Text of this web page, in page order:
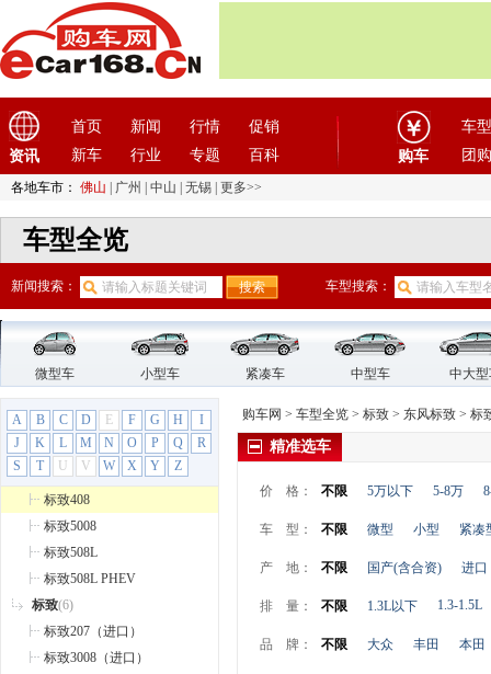
资讯
首页 新闻 行情
促销
新车
行业 专题 百科 购车
车型
团购
各地车市： 佛山 广州 中山 无锡 更多>>
车型全览
新闻搜索： 车型搜索：
微型车 小型车 紧凑车 中型车 中大
A B C D E F G H
I
J
K L M N O P Q
R
S
T U V W X Y Z
北汽新能源
北汽制造(7)
奔驰(63)
奔腾(15)
本田
(31)
比速汽车(3)
比亚迪 (56)
东风标致(13)
标致2008
标致207
标致301
标致307
标致308S
标致4008
标致4008新能源
标致408
标致5008
标致508L
标致508L PHEV
标致(6)
标致207（进口）
标致3008（进口）
购车网 > 车型全览 > 标致 > 东风标致 > 标
精准选车
价 格： 不限 5万以下 5-8万
车 型： 不限 微型 小型 紧凑
产 地： 不限 国产(含合资) 进口
排 量： 不限 1.3L以下 1.3-1.5L
品 牌： 不限 大众 丰田 本田